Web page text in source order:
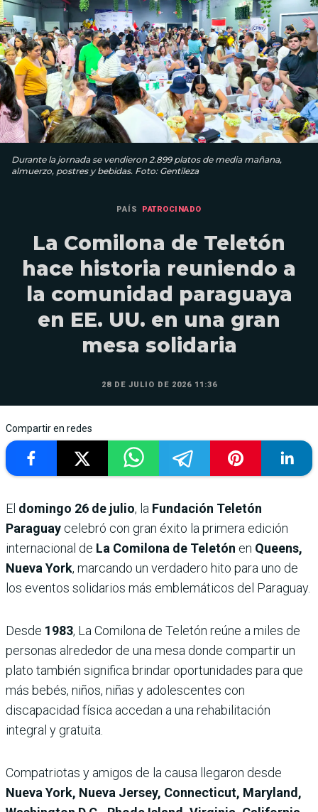
Durante la jornada se vendieron 2.899 platos de media mañana,
almuerzo, postres y bebidas. Foto: Gentileza
PAÍS PATROCINADO
La Comilona de Teletón
hace historia reuniendo a
la comunidad paraguaya
en EE. UU. en una gran
mesa solidaria
28 DE JULIO DE 2026 11:36
Compartir en redes
El domingo 26 de julio, la Fundación Teletón
Paraguay celebró con gran éxito la primera edición
internacional de La Comilona de Teletón en Queens,
Nueva York, marcando un verdadero hito para uno de
los eventos solidarios más emblemáticos del Paraguay.
Desde 1983, La Comilona de Teletón reúne a miles de
personas alrededor de una mesa donde compartir un
plato también significa brindar oportunidades para que
más bebés, niños, niñas y adolescentes con
discapacidad física accedan a una rehabilitación
integral y gratuita.
Compatriotas y amigos de la causa llegaron desde
Nueva York, Nueva Jersey, Connecticut, Maryland,